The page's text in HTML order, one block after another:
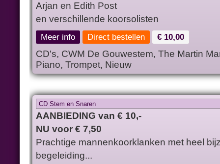
Arjan en Edith Post
en verschillende koorsolisten
Meer info Direct bestellen € 10,00
CD's, CWM De Gouwestem, The Martin
Piano, Trompet, Nieuw
CD Stem en Snaren
AANBIEDING van € 10,-
NU voor € 7,50
Prachtige mannenkoorklanken met heel
begeleiding...